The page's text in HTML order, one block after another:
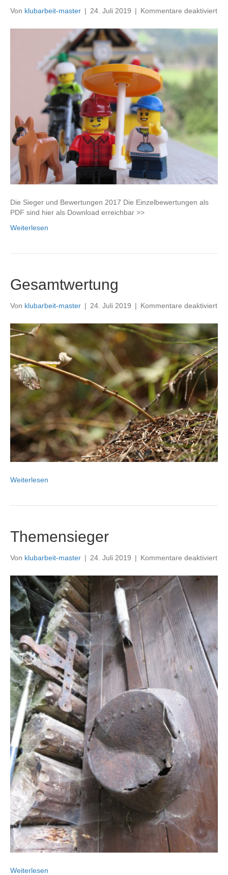
Von klubarbeit-master | 24. Juli 2019 | Kommentare deaktiviertfür
Die Sieger und Bewertungen 2017 Die Einzelbewertungen als
PDF sind hier als Download erreichbar >>
Weiterlesen
Gesamtwertung
Von klubarbeit-master | 24. Juli 2019 | Kommentare deaktiviertfür
Weiterlesen
Themensieger
Von klubarbeit-master | 24. Juli 2019 | Kommentare deaktiviertfür
Weiterlesen